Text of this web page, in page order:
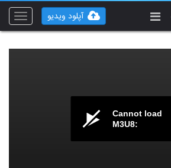
Toggle
آپلود ویدیو
Cannot load
M3U8: